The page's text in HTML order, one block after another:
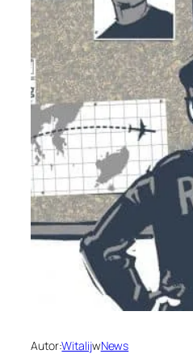
Autor:WitalijwNews